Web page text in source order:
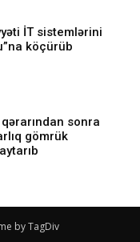
İT sistemlərini
köçürüb
sonra
gömrük
by TagDiv